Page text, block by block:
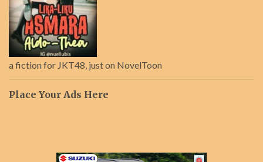
a fiction for JKT48, just on NovelToon
Place Your Ads Here